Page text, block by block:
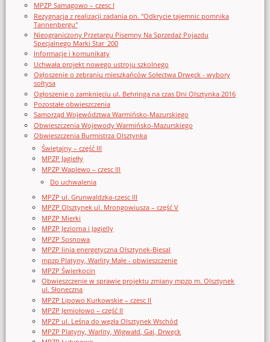
MPZP Samagowo – czesc I
Rezygnacja z realizacji zadania pn. "Odkrycie tajemnic pomnika
Tannenbergu"
Nieograniczony Przetargu Pisemny Na Sprzedaż Pojazdu
Specjalnego Marki Star_200
Informacje i komunikaty
Uchwała projekt nowego ustroju szkolnego
Ogłoszenie o zebraniu mieszkańców Sołectwa Drwęck - wybory
sołtysa
Ogłoszenie o zamknięciu ul. Behringa na czas Dni Olsztynka 2016
Pozostałe obwieszczenia
Samorząd Województwa Warmińsko-Mazurskiego
Obwieszczenia Wojewody Warmińsko-Mazurskiego
Obwieszczenia Burmistrza Olsztynka
Świętajny – część III
MPZP Jagiełły
MPZP Waplewo – czesc III
Do uchwalenia
MPZP ul. Grunwaldzka-czesc III
MPZP Olsztynek ul. Mrongowiusza – część V
MPZP Mierki
MPZP Jeziorna i Jagielly
MPZP Sosnowa
MPZP linia energetyczna Olsztynek-Biesal
mpzp Platyny, Warlity Małe - obwieszczenie
MPZP Świerkocin
Obwieszczenie w sprawie projektu zmiany mpzp m. Olsztynek
ul. Słoneczna
MPZP Lipowo Kurkowskie – czesc II
MPZP Jemiołowo – część II
MPZP ul. Leśna do węzła Olsztynek Wschód
MPZP Platyny, Warlity, Wigwałd, Gaj, Drwęck